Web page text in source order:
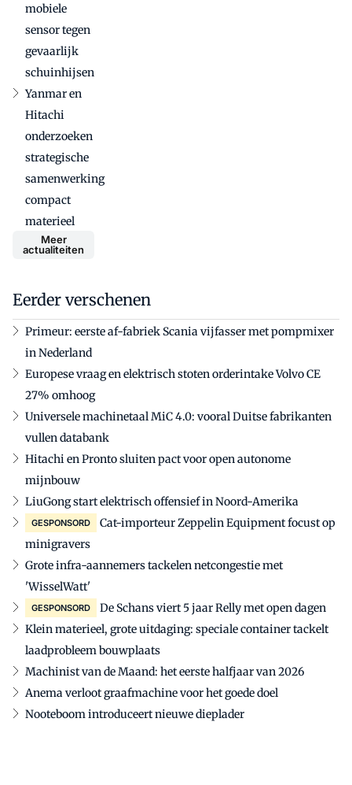
mobiele
sensor tegen
gevaarlijk
schuinhijsen
Yanmar en
Hitachi
onderzoeken
strategische
samenwerking
compact
materieel
Meer
actualiteiten
Eerder verschenen
Primeur: eerste af-fabriek Scania vijfasser met pompmixer
in Nederland
Europese vraag en elektrisch stoten orderintake Volvo CE
27% omhoog
Universele machinetaal MiC 4.0: vooral Duitse fabrikanten
vullen databank
Hitachi en Pronto sluiten pact voor open autonome
mijnbouw
LiuGong start elektrisch offensief in Noord-Amerika
GESPONSORD
Cat-importeur Zeppelin Equipment focust op
minigravers
Grote infra-aannemers tackelen netcongestie met
'WisselWatt'
GESPONSORD
De Schans viert 5 jaar Relly met open dagen
Klein materieel, grote uitdaging: speciale container tackelt
laadprobleem bouwplaats
Machinist van de Maand: het eerste halfjaar van 2026
Anema verloot graafmachine voor het goede doel
Nooteboom introduceert nieuwe dieplader